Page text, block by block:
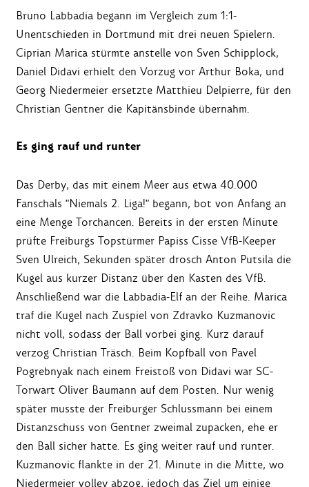
Bruno Labbadia begann im Vergleich zum 1:1-
Unentschieden in Dortmund mit drei neuen Spielern.
Ciprian Marica stürmte anstelle von Sven Schipplock,
Daniel Didavi erhielt den Vorzug vor Arthur Boka, und
Georg Niedermeier ersetzte Matthieu Delpierre, für den
Christian Gentner die Kapitänsbinde übernahm.
Es ging rauf und runter
Das Derby, das mit einem Meer aus etwa 40.000
Fanschals "Niemals 2. Liga!" begann, bot von Anfang an
eine Menge Torchancen. Bereits in der ersten Minute
prüfte Freiburgs Topstürmer Papiss Cisse VfB-Keeper
Sven Ulreich, Sekunden später drosch Anton Putsila die
Kugel aus kurzer Distanz über den Kasten des VfB.
Anschließend war die Labbadia-Elf an der Reihe. Marica
traf die Kugel nach Zuspiel von Zdravko Kuzmanovic
nicht voll, sodass der Ball vorbei ging. Kurz darauf
verzog Christian Träsch. Beim Kopfball von Pavel
Pogrebnyak nach einem Freistoß von Didavi war SC-
Torwart Oliver Baumann auf dem Posten. Nur wenig
später musste der Freiburger Schlussmann bei einem
Distanzschuss von Gentner zweimal zupacken, ehe er
den Ball sicher hatte. Es ging weiter rauf und runter.
Kuzmanovic flankte in der 21. Minute in die Mitte, wo
Niedermeier volley abzog, jedoch das Ziel um einige